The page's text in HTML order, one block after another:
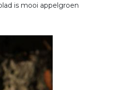
is mooi appelgroen